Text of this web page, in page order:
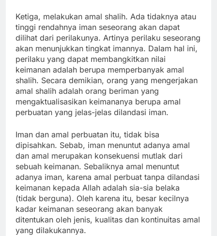
Ketiga, melakukan amal shalih. Ada tidaknya atau
tinggi rendahnya iman seseorang akan dapat
dilihat dari perilakunya. Artinya perilaku seseorang
akan menunjukkan tingkat imannya. Dalam hal ini,
perilaku yang dapat membangkitkan nilai
keimanan adalah berupa memperbanyak amal
shalih. Secara demikian, orang yang mengerjakan
amal shalih adalah orang beriman yang
mengaktualisasikan keimananya berupa amal
perbuatan yang jelas-jelas dilandasi iman.
Iman dan amal perbuatan itu, tidak bisa
dipisahkan. Sebab, iman menuntut adanya amal
dan amal merupakan konsekuensi mutlak dari
sebuah keimanan. Sebaliknya amal menuntut
adanya iman, karena amal perbuat tanpa dilandasi
keimanan kepada Allah adalah sia-sia belaka
(tidak berguna). Oleh karena itu, besar kecilnya
kadar keimanan seseorang akan banyak
ditentukan oleh jenis, kualitas dan kontinuitas amal
yang dilakukannya.